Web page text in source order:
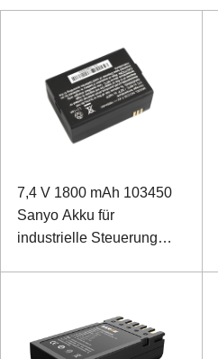
7,4 V 1800 mAh 103450
Sanyo Akku für
industrielle Steuerung